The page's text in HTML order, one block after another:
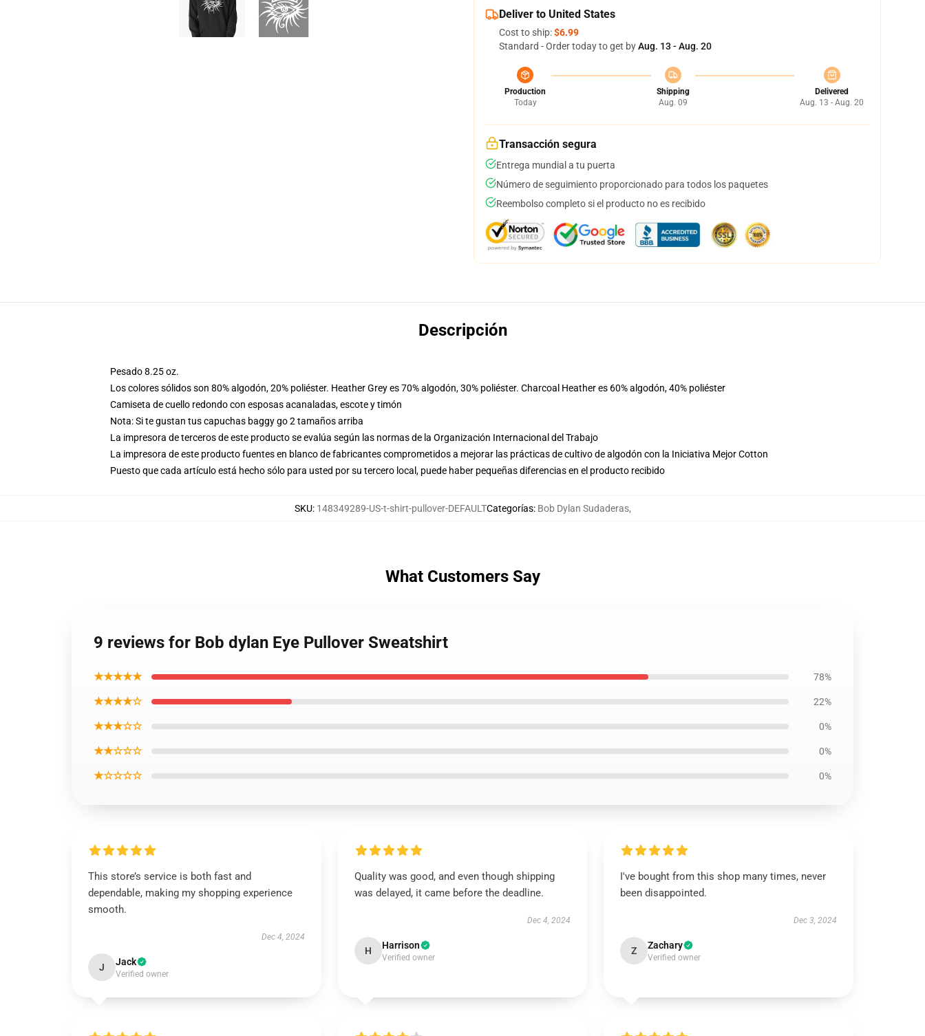
Deliver to United States
Cost to ship:$6.99
Standard - Order today to get byAug. 13 - Aug. 20
Production
Today
Shipping
Aug. 09
Delivered
Aug. 13 - Aug. 20
Transacción segura
Entrega mundial a tu puerta
Número de seguimiento proporcionado para todos los paquetes
Reembolso completo si el producto no es recibido
Descripción
Pesado 8.25 oz.
Los colores sólidos son 80% algodón, 20% poliéster. Heather Grey es 70% algodón, 30% poliéster. Charcoal Heather es 60% algodón, 40% poliéster
Camiseta de cuello redondo con esposas acanaladas, escote y timón
Nota: Si te gustan tus capuchas baggy go 2 tamaños arriba
La impresora de terceros de este producto se evalúa según las normas de la Organización Internacional del Trabajo
La impresora de este producto fuentes en blanco de fabricantes comprometidos a mejorar las prácticas de cultivo de algodón con la Iniciativa Mejor Cotton
Puesto que cada artículo está hecho sólo para usted por su tercero local, puede haber pequeñas diferencias en el producto recibido
SKU: 148349289-US-t-shirt-pullover-DEFAULTCategorías: Bob Dylan Sudaderas,
What Customers Say
9 reviews for Bob dylan Eye Pullover Sweatshirt
★★★★★ 78%
★★★★☆ 22%
★★★☆☆ 0%
★★☆☆☆ 0%
★☆☆☆☆ 0%
This store’s service is both fast and
dependable, making my shopping experience
smooth.
Dec 4, 2024
J Jack
Verified owner
Quality was good, and even though shipping
was delayed, it came before the deadline.
Dec 4, 2024
H Harrison
Verified owner
I've bought from this shop many times, never
been disappointed.
Dec 3, 2024
Z Zachary
Verified owner